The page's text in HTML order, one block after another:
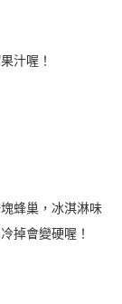
汁喔！
蜂巢，冰淇淋味
掉會變硬喔！